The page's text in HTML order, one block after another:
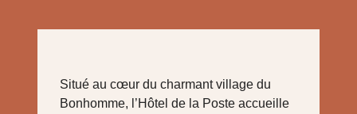
Situé au cœur du charmant village du
Bonhomme, l’Hôtel de la Poste accueille